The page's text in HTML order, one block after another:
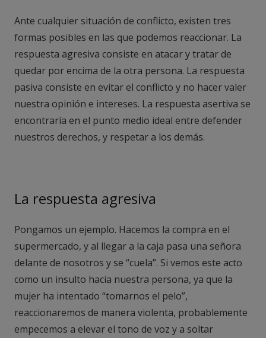
Ante cualquier situación de conflicto, existen tres
formas posibles en las que podemos reaccionar. La
respuesta agresiva consiste en atacar y tratar de
quedar por encima de la otra persona. La respuesta
pasiva consiste en evitar el conflicto y no hacer valer
nuestra opinión e intereses. La respuesta asertiva se
encontraría en el punto medio ideal entre defender
nuestros derechos, y respetar a los demás.
La respuesta agresiva
Pongamos un ejemplo. Hacemos la compra en el
supermercado, y al llegar a la caja pasa una señora
delante de nosotros y se “cuela”. Si vemos este acto
como un insulto hacia nuestra persona, ya que la
mujer ha intentado “tomarnos el pelo”,
reaccionaremos de manera violenta, probablemente
empecemos a elevar el tono de voz y a soltar